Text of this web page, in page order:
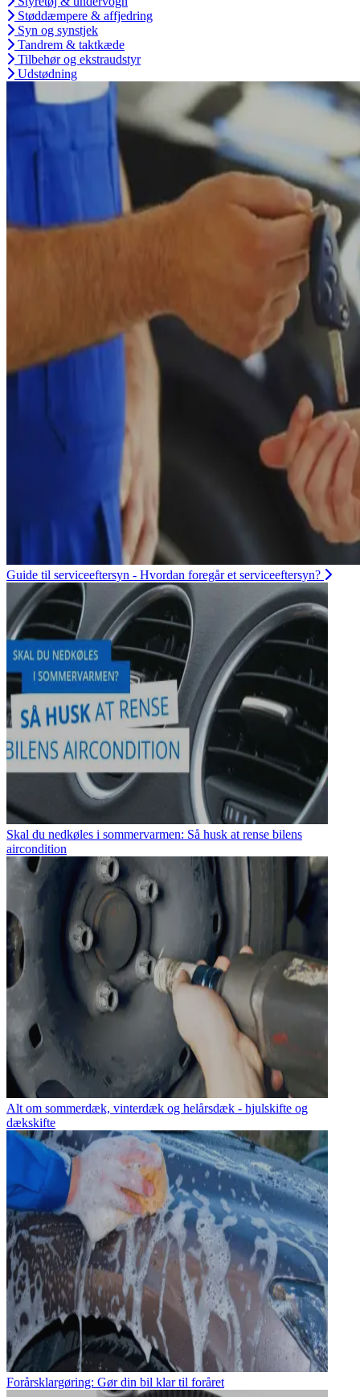
Støddæmpere & affjedring
Syn og synstjek
Tandrem & taktkæde
Tilbehør og ekstraudstyr
Udstødning
Guide til serviceeftersyn - Hvordan foregår et serviceeftersyn?
Skal du nedkøles i sommervarmen: Så husk at rense bilens
aircondition
Alt om sommerdæk, vinterdæk og helårsdæk - hjulskifte og
dækskifte
Forårsklargøring: Gør din bil klar til foråret